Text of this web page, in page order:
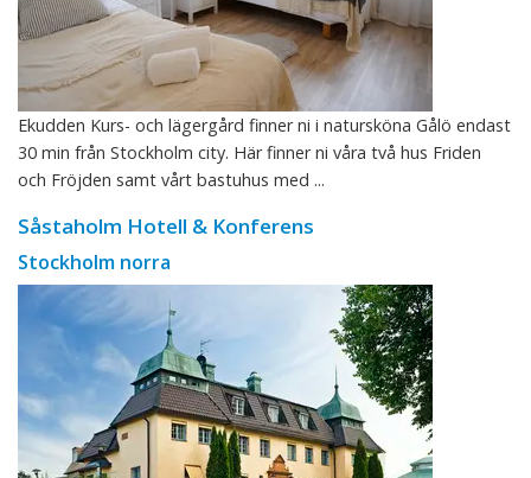
Ekudden Kurs- och lägergård finner ni i natursköna Gålö endast
30 min från Stockholm city. Här finner ni våra två hus Friden
och Fröjden samt vårt bastuhus med ...
Såstaholm Hotell & Konferens
Stockholm norra